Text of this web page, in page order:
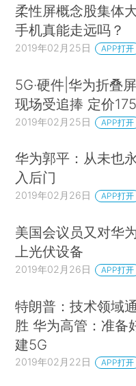
柔性屏概念股集体
手机真能走远吗？
2019年02月25日 APP打开
5G·硬件|华为折叠
现场受追捧 定价
2019年02月25日 APP打开
华为郭平：从未也
入后门
2019年02月26日 APP打开
美国会议员又对华
上光伏设备
2019年02月26日 APP打开
特朗普：技术领域
胜 华为高管：准备
建5G
2019年02月22日 APP打开